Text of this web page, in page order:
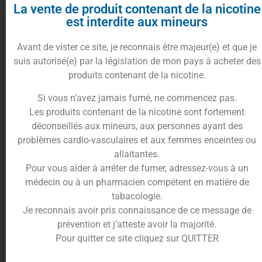
Direction la pâtisserie de laMaison Fuelpour
savourer leur nouvelle recette de leur gamme
Découvrez le e-liquide Puchino dans un format
100mlpour les plus gourmands d’entre vous.
Sirotez un délicieuxcafé cappuccinosucré, à la
mousse de lait onctueuse qui vous fera voyager au
cœur de l’Italie.
Pour l’accompagner, vous apprécierez le goût de
biscuit croustillant vanilléqui se marie
parfaitement avec celui du cappuccino.
Donnez une tout autre dimensions à vos pause
goûter en vapant lee-liquide Puchino 100mlqui
saura vous envelopper dans un nuage de douceur.
Conditionnement de e-liquide
La vente de produit contenant de la nicotine
est interdite aux mineurs
Avant de vister ce site, je reconnais être majeur(e) et que je
suis autorisé(e) par la législation de mon pays à acheter des
produits contenant de la nicotine.
Si vous n’avez jamais fumé, ne commencez pas.
Les produits contenant de la nicotine sont fortement
déconseillés aux mineurs, aux personnes ayant des
problèmes cardio-vasculaires et aux femmes enceintes ou
allaitantes.
Pour vous aider à arrêter de fumer, adressez-vous à un
médecin ou à un pharmacien compétent en matière de
tabacologie.
Je reconnais avoir pris connaissance de ce message de
prévention et j’atteste avoir la majorité.
Pour quitter ce site cliquez sur QUITTER